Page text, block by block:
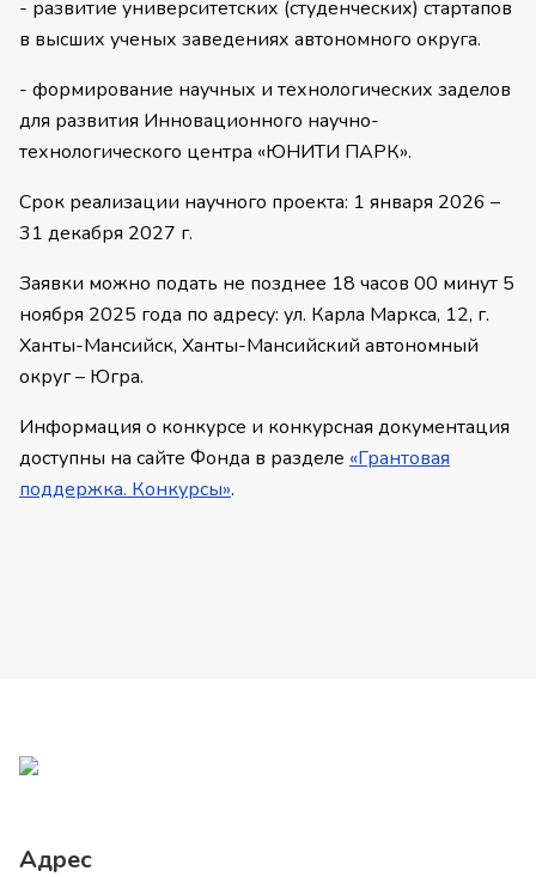
- развитие университетских (студенческих) стартапов
в высших ученых заведениях автономного округа.
- формирование научных и технологических заделов
для развития Инновационного научно-
технологического центра «ЮНИТИ ПАРК».
Срок реализации научного проекта: 1 января 2026 –
31 декабря 2027 г.
Заявки можно подать не позднее 18 часов 00 минут 5
ноября 2025 года по адресу: ул. Карла Маркса, 12, г.
Ханты-Мансийск, Ханты-Мансийский автономный
округ – Югра.
Информация о конкурсе и конкурсная документация
доступны на сайте Фонда в разделе «Грантовая
поддержка. Конкурсы».
Адрес